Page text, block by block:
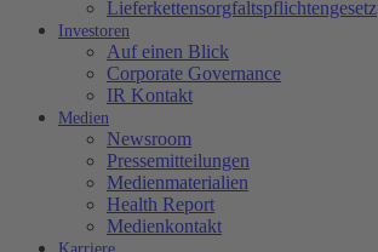
Lieferkettensorgfaltspflichtengesetz
Investoren
Auf einen Blick
Corporate Governance
IR Kontakt
Medien
Newsroom
Pressemitteilungen
Medienmaterialien
Health Report
Medienkontakt